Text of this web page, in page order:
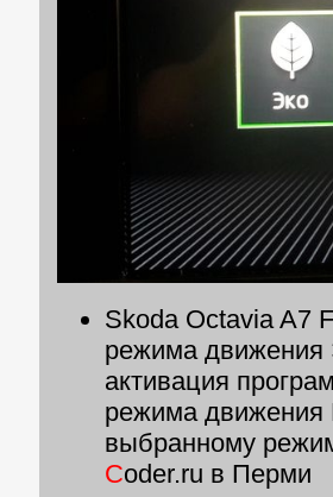
Skoda Octavia A7
режима движения
активация
режима движения
выбранному
Coder.ru в Перми